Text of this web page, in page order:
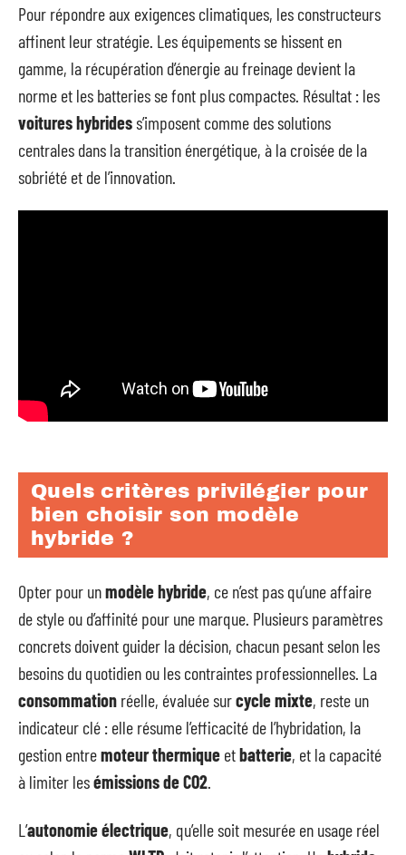
Pour répondre aux exigences climatiques, les constructeurs
affinent leur stratégie. Les équipements se hissent en
gamme, la récupération d’énergie au freinage devient la
norme et les batteries se font plus compactes. Résultat : les
voitures hybridess’imposent comme des solutions
centrales dans la transition énergétique, à la croisée de la
sobriété et de l’innovation.
Quels critères privilégier pour
bien choisir son modèle
hybride ?
Opter pour unmodèle hybride, ce n’est pas qu’une affaire
de style ou d’affinité pour une marque. Plusieurs paramètres
concrets doivent guider la décision, chacun pesant selon les
besoins du quotidien ou les contraintes professionnelles. La
consommation réelle, évaluée surcycle mixte, reste un
indicateur clé : elle résume l’efficacité de l’hybridation, la
gestion entremoteur thermique etbatterie, et la capacité
à limiter lesémissions de CO2.
L’autonomie électrique, qu’elle soit mesurée en usage réel